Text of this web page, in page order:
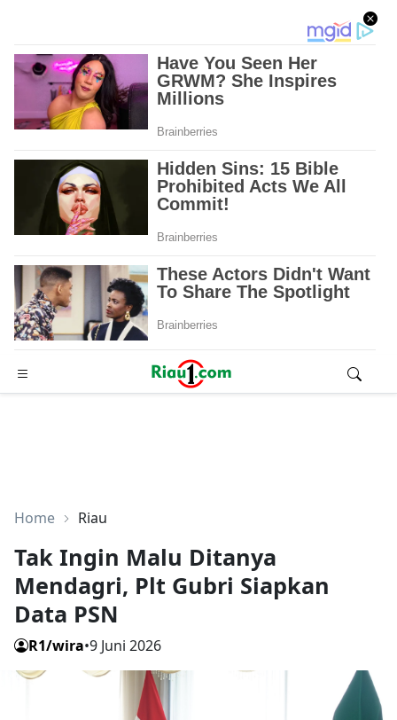
Advertisement
Home Riau
Tak Ingin Malu Ditanya
Mendagri, Plt Gubri Siapkan
Data PSN
R1/wira•9 Juni 2026